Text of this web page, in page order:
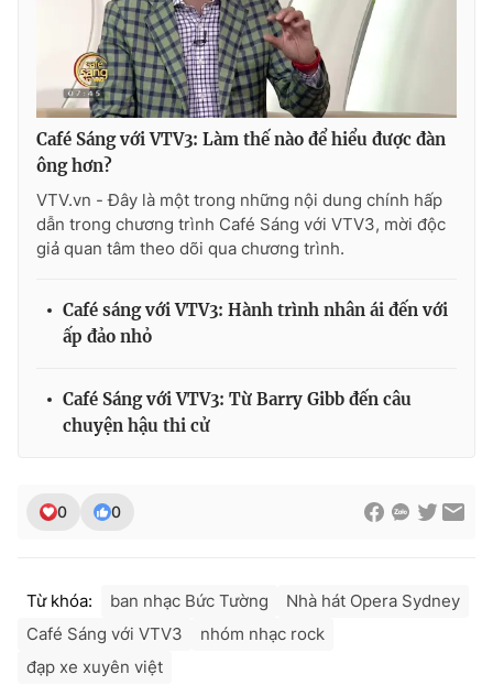
THỜI BÁO VTV
Theo dõi báo trên
Cơ quan báo chí:Thời báo VTV
Giấy phép hoạt động báo in và báo điện tử số 483/GP-BTTTT
Tổng Biên tập:
Vũ Thanh Thủy
Phó Tổng Biên tập: Nguyễn Thị Mỹ Hạnh, Phạm Quốc Thắng,
Ðiện thoại Thời báo VTV:
Email:toasoan@vtv.vn
Café Sáng với VTV3: Làm thế nào để hiểu được đàn
ông hơn?
VTV.vn - Đây là một trong những nội dung chính hấp
dẫn trong chương trình Café Sáng với VTV3, mời độc
giả quan tâm theo dõi qua chương trình.
Café sáng với VTV3: Hành trình nhân ái đến với
ấp đảo nhỏ
Café Sáng với VTV3: Từ Barry Gibb đến câu
chuyện hậu thi cử
0 0
Từ khóa: ban nhạc Bức Tường
Nhà hát Opera Sydney
Café Sáng với VTV3
nhóm nhạc rock
đạp xe xuyên việt